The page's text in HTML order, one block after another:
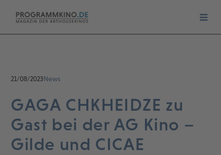
21/08/2023News
GAGA CHKHEIDZE zu
Gast bei der AG Kino –
Gilde und CICAE